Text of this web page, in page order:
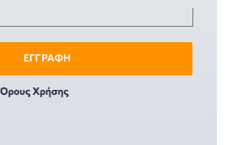
ΕΓΓΡΑΦΗ
Όρους Χρήσης